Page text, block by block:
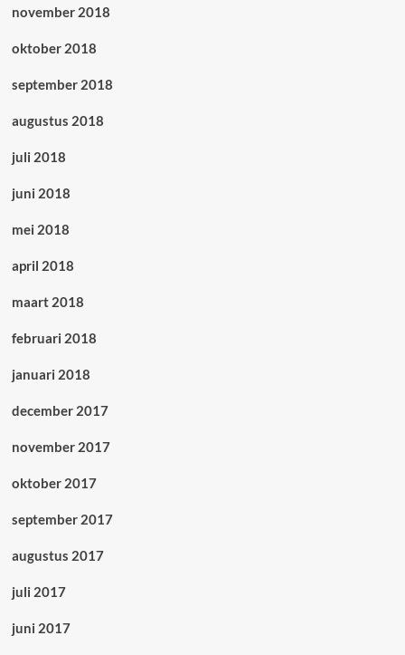
november 2018
oktober 2018
september 2018
augustus 2018
juli 2018
juni 2018
mei 2018
april 2018
maart 2018
februari 2018
januari 2018
december 2017
november 2017
oktober 2017
september 2017
augustus 2017
juli 2017
juni 2017